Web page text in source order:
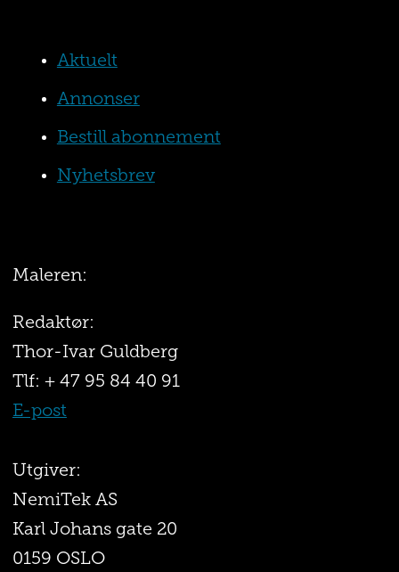
Aktuelt
Annonser
Bestill abonnement
Nyhetsbrev
Maleren:
Redaktør:
Thor-Ivar Guldberg
Tlf: + 47 95 84 40 91
E-post
Utgiver:
NemiTek AS
Karl Johans gate 20
0159 OSLO